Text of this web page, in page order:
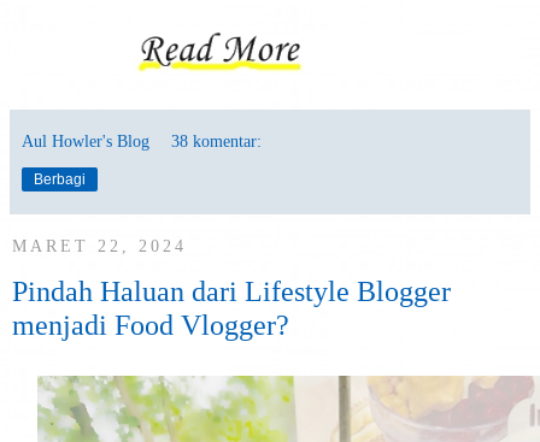
Aul Howler's Blog 38 komentar:
Berbagi
MARET 22, 2024
Pindah Haluan dari Lifestyle Blogger
menjadi Food Vlogger?